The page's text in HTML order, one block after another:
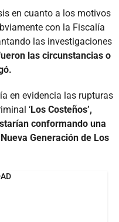
en cuanto a los motivos
con la Fiscalía
las investigaciones
las circunstancias o
en evidencia las rupturas
‘Los Costeños’,
conformando una
Generación de Los